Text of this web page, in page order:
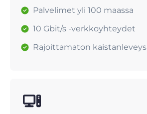
Palvelimet yli 100 maassa
10 Gbit/s -verkkoyhteydet
Rajoittamaton kaistanleveys